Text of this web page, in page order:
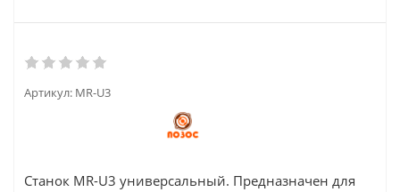
Артикул: MR-U3
Станок MR-U3 универсальный. Предназначен для